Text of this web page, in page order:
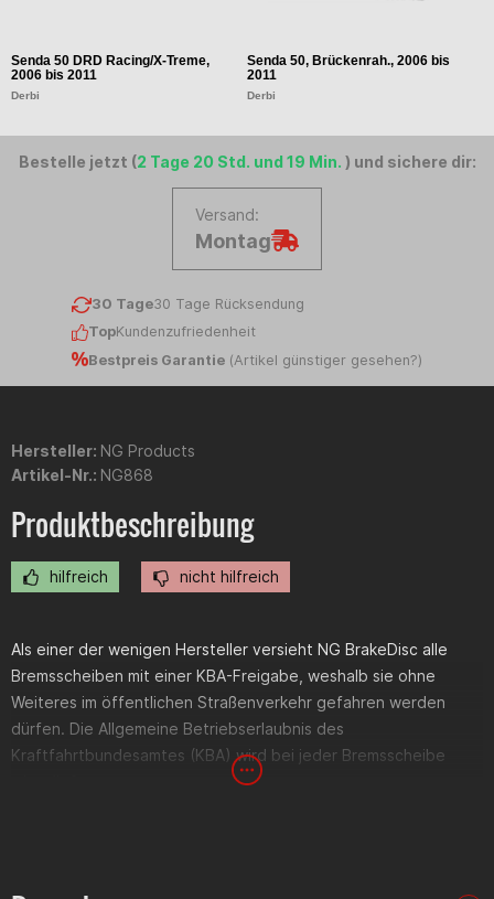
Senda 50 DRD Racing/X-Treme,
2006 bis 2011
Derbi
Senda 50, Brückenrah., 2006 bis
2011
Derbi
Bestelle jetzt (2 Tage 20 Std. und 19 Min. ) und sichere dir:
Versand:
Montag
30 Tage30 Tage Rücksendung
TopKundenzufriedenheit
Bestpreis Garantie (Artikel günstiger gesehen?)
Hersteller: NG Products
Artikel-Nr.: NG868
Produktbeschreibung
hilfreich nicht hilfreich
Als einer der wenigen Hersteller versieht NG BrakeDisc alle
Bremsscheiben mit einer KBA-Freigabe, weshalb sie ohne
Weiteres im öffentlichen Straßenverkehr gefahren werden
dürfen. Die Allgemeine Betriebserlaubnis des
Kraftfahrtbundesamtes (KBA) wird bei jeder Bremsscheibe